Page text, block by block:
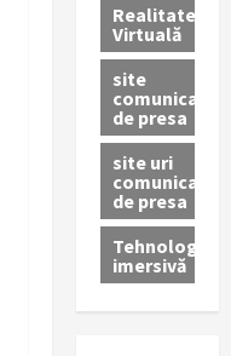
Realitatea
Virtuală
site
comunicate
de presa
site uri
comunicate
de presa
Tehnologie
imersivă